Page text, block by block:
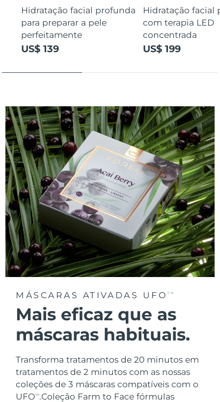
Hidratação facial profunda
para preparar a pele
perfeitamente
US$ 139
Hidratação facial
com terapia LED
concentrada
US$ 199
MÁSCARAS ATIVADAS UFOTM
Mais eficaz que as
máscaras habituais.
Transforma tratamentos de 20 minutos em
tratamentos de 2 minutos com as nossas
coleções de 3 máscaras compatíveis com o
UFOTM.Coleção Farm to Face fórmulas